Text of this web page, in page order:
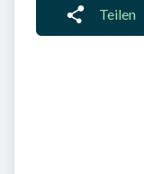
Teilen